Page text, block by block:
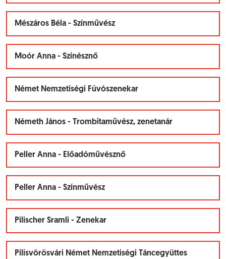
Mészáros Béla - Színművész
Moór Anna - Színésznő
Német Nemzetiségi Fúvószenekar
Németh János - Trombitaművész, zenetanár
Peller Anna - Előadóművésznő
Peller Anna - Színművész
Pilischer Sramli - Zenekar
Pilisvörösvári Német Nemzetiségi Táncegyüttes